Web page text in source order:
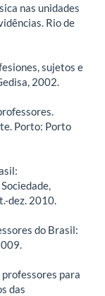
nas unidades
Rio de
sujetos e
2002.
Porto: Porto
dez. 2010.
do Brasil:
professores para
das